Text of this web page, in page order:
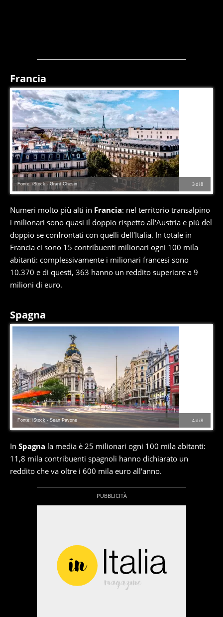
Francia
3di8
Fonte: iStock - Grant Chesin
Numeri molto più alti in Francia: nel territorio transalpino
i milionari sono quasi il doppio rispetto all'Austria e più del
doppio se confrontati con quelli dell'Italia. In totale in
Francia ci sono 15 contribuenti milionari ogni 100 mila
abitanti: complessivamente i milionari francesi sono
10.370 e di questi, 363 hanno un reddito superiore a 9
milioni di euro.
Spagna
4di8
Fonte: iStock - Sean Pavone
In Spagna la media è 25 milionari ogni 100 mila abitanti:
11,8 mila contribuenti spagnoli hanno dichiarato un
reddito che va oltre i 600 mila euro all'anno.